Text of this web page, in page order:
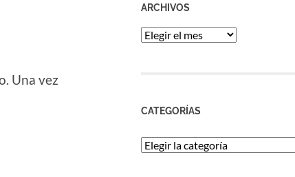
Una vez
ARCHIVOS
Archivos
CATEGORÍAS
Categorías